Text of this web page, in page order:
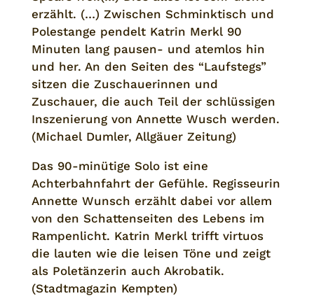
erzählt. (…) Zwischen Schminktisch und
Polestange pendelt Katrin Merkl 90
Minuten lang pausen- und atemlos hin
und her. An den Seiten des “Laufstegs”
sitzen die Zuschauerinnen und
Zuschauer, die auch Teil der schlüssigen
Inszenierung von Annette Wusch werden.
(Michael Dumler, Allgäuer Zeitung)
Das 90-minütige Solo ist eine
Achterbahnfahrt der Gefühle. Regisseurin
Annette Wunsch erzählt dabei vor allem
von den Schattenseiten des Lebens im
Rampenlicht. Katrin Merkl trifft virtuos
die lauten wie die leisen Töne und zeigt
als Poletänzerin auch Akrobatik.
(Stadtmagazin Kempten)